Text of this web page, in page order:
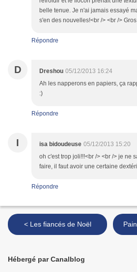
belle tenue. Je n'ai jamais essayé
s'en des nouvelles!<br /> <br />
Répondre
D Dreshou 05/12/2013 16:24
Ah les napperons en papiers, ça
:)
Répondre
I isa bidoudeuse 05/12/2013 15:20
oh c'est trop joli!!!<br /> <br /> je ne
faire, il faut avoir une certaine
Répondre
< Les fiancés de Noël
Hébergé par Canalblog